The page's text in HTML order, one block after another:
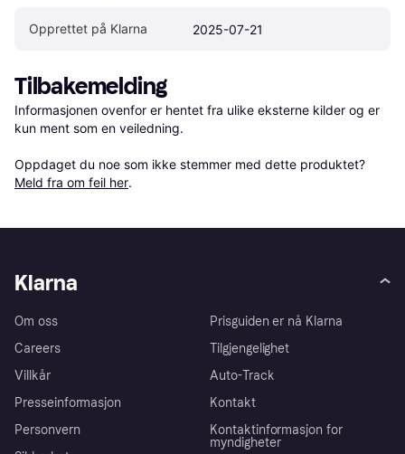
Opprettet på Klarna 2025-07-21
Tilbakemelding
Informasjonen ovenfor er hentet fra ulike eksterne kilder og er
kun ment som en veiledning.
Oppdaget du noe som ikke stemmer med dette produktet?
Meld fra om feil her.
Klarna
Om oss
Careers
Villkår
Presseinformasjon
Personvern
Prisguiden er nå Klarna
Tilgjengelighet
Auto-Track
Kontakt
Kontaktinformasjon for
myndigheter